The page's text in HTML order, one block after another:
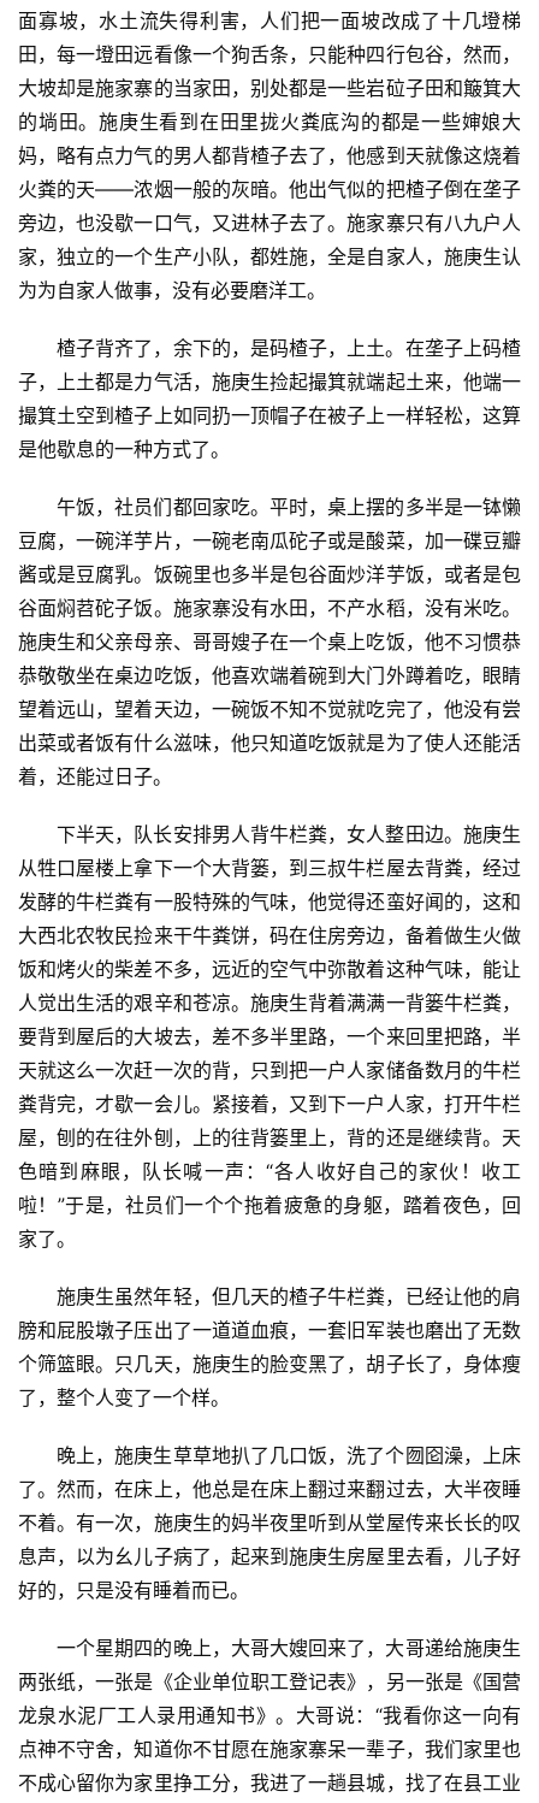
页
文
化
面寡坡，水土流失得利害，人们把一面坡改成了十几墱梯
田，每一墱田远看像一个狗舌条，只能种四行包谷，然而，
大坡却是施家寨的当家田，别处都是一些岩砬子田和簸箕大
的埫田。施庚生看到在田里拢火粪底沟的都是一些婶娘大
妈，略有点力气的男人都背楂子去了，他感到天就像这烧着
火粪的天——浓烟一般的灰暗。他出气似的把楂子倒在垄子
旁边，也没歇一口气，又进林子去了。施家寨只有八九户人
家，独立的一个生产小队，都姓施，全是自家人，施庚生认
为为自家人做事，没有必要磨洋工。
楂子背齐了，余下的，是码楂子，上土。在垄子上码楂
子，上土都是力气活，施庚生捡起撮箕就端起土来，他端一
撮箕土空到楂子上如同扔一顶帽子在被子上一样轻松，这算
是他歇息的一种方式了。
午饭，社员们都回家吃。平时，桌上摆的多半是一钵懒
豆腐，一碗洋芋片，一碗老南瓜砣子或是酸菜，加一碟豆瓣
酱或是豆腐乳。饭碗里也多半是包谷面炒洋芋饭，或者是包
谷面焖苕砣子饭。施家寨没有水田，不产水稻，没有米吃。
施庚生和父亲母亲、哥哥嫂子在一个桌上吃饭，他不习惯恭
恭敬敬坐在桌边吃饭，他喜欢端着碗到大门外蹲着吃，眼睛
望着远山，望着天边，一碗饭不知不觉就吃完了，他没有尝
出菜或者饭有什么滋味，他只知道吃饭就是为了使人还能活
着，还能过日子。
下半天，队长安排男人背牛栏粪，女人整田边。施庚生
从牲口屋楼上拿下一个大背篓，到三叔牛栏屋去背粪，经过
发酵的牛栏粪有一股特殊的气味，他觉得还蛮好闻的，这和
大西北农牧民捡来干牛粪饼，码在住房旁边，备着做生火做
饭和烤火的柴差不多，远近的空气中弥散着这种气味，能让
人觉出生活的艰辛和苍凉。施庚生背着满满一背篓牛栏粪，
要背到屋后的大坡去，差不多半里路，一个来回里把路，半
天就这么一次赶一次的背，只到把一户人家储备数月的牛栏
粪背完，才歇一会儿。紧接着，又到下一户人家，打开牛栏
屋，刨的在往外刨，上的往背篓里上，背的还是继续背。天
色暗到麻眼，队长喊一声：“各人收好自己的家伙！收工
啦！”于是，社员们一个个拖着疲惫的身躯，踏着夜色，回
家了。
施庚生虽然年轻，但几天的楂子牛栏粪，已经让他的肩
膀和屁股墩子压出了一道道血痕，一套旧军装也磨出了无数
个筛篮眼。只几天，施庚生的脸变黑了，胡子长了，身体瘦
了，整个人变了一个样。
晚上，施庚生草草地扒了几口饭，洗了个囫囵澡，上床
了。然而，在床上，他总是在床上翻过来翻过去，大半夜睡
不着。有一次，施庚生的妈半夜里听到从堂屋传来长长的叹
息声，以为幺儿子病了，起来到施庚生房屋里去看，儿子好
好的，只是没有睡着而已。
一个星期四的晚上，大哥大嫂回来了，大哥递给施庚生
两张纸，一张是《企业单位职工登记表》，另一张是《国营
龙泉水泥厂工人录用通知书》。大哥说：“我看你这一向有
点神不守舍，知道你不甘愿在施家寨呆一辈子，我们家里也
不成心留你为家里挣工分，我进了一趟县城，找了在县工业